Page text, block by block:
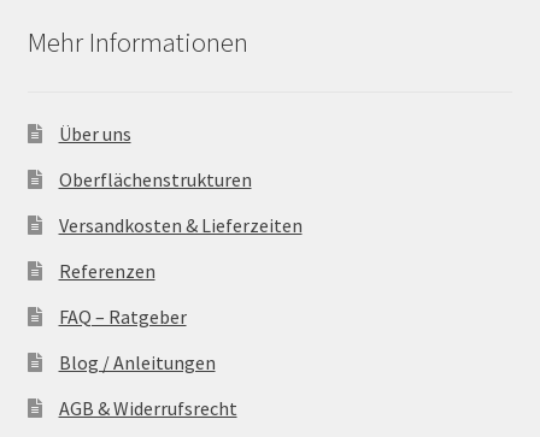
Mehr Informationen
Über uns
Oberflächenstrukturen
Versandkosten & Lieferzeiten
Referenzen
FAQ – Ratgeber
Blog / Anleitungen
AGB & Widerrufsrecht